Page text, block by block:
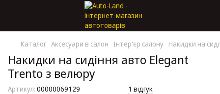
Каталог Аксесуари в салон Інтер'єр салону Накидки на
Накидки на сидіння авто Elegant
Trento з велюру
Артикул: 00000069129 1 відгук